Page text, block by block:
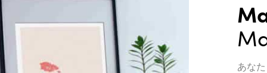
あな